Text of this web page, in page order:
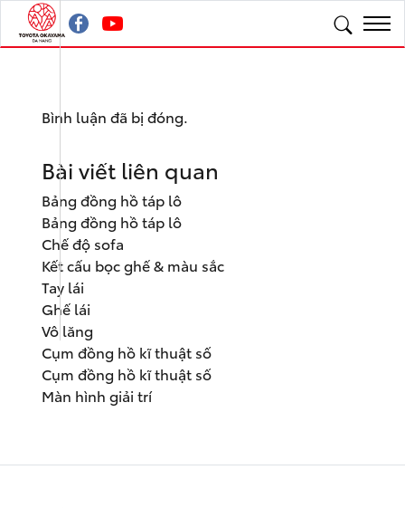
Bình luận đã bị đóng.
Bài viết liên quan
Bảng đồng hồ táp lô
Bảng đồng hồ táp lô
Chế độ sofa
Kết cấu bọc ghế & màu sắc
Tay lái
Ghế lái
Vô lăng
Cụm đồng hồ kĩ thuật số
Cụm đồng hồ kĩ thuật số
Màn hình giải trí